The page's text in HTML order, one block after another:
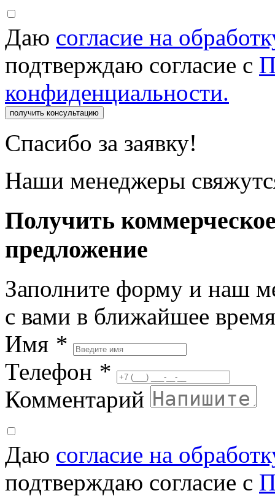
Даю согласие на
подтверждаю согласие с
конфиденциальности.
получить консультацию
Спасибо за заявку!
Наши менеджеры
Получить
предложение
Заполните форму и наш
с вами в ближайшее время
Имя *
Телефон *
Комментарий
Даю согласие на
подтверждаю согласие с